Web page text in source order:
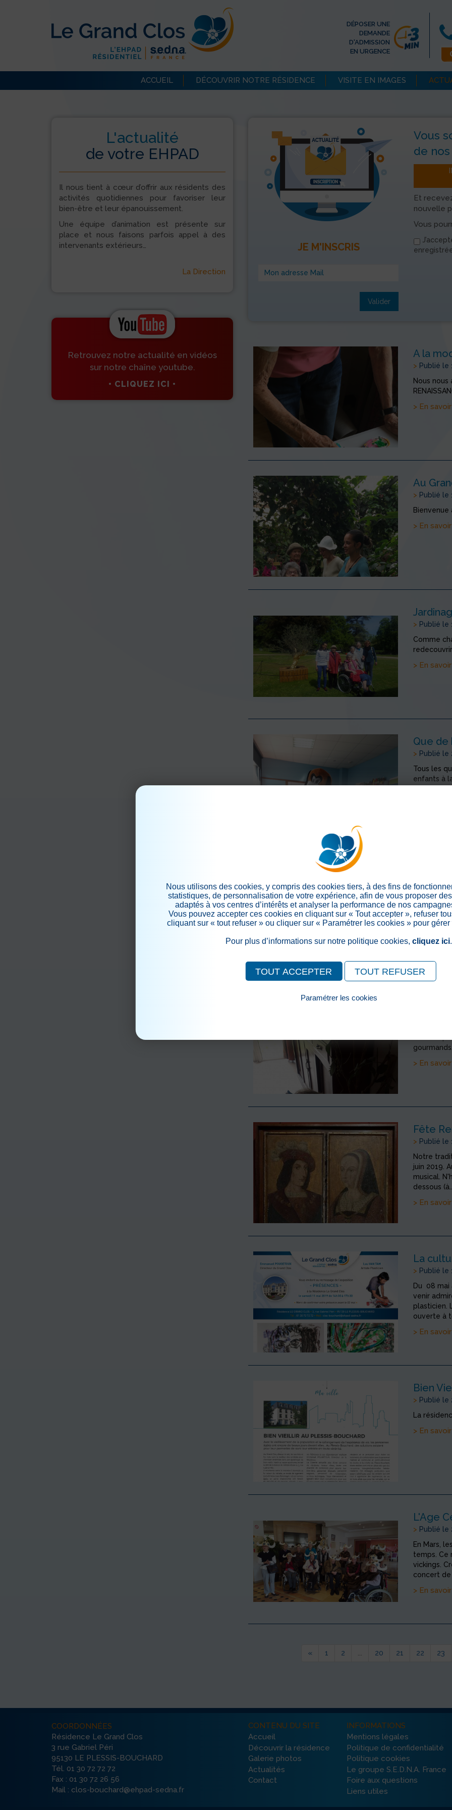
DÉPOSER UNE
DEMANDE
D'ADMISSION
EN URGENCE
ACCUEIL DÉCOUVRIR NOTRE RÉSIDENCE VISITE EN IMAGES
L'actualité
de votre EHPAD
Il nous tient à cœur d’offrir aux résidents des
activités quotidiennes pour favoriser leur
bien-être et leur épanouissement.
Une équipe d’animation est présente sur
place et nous faisons parfois appel à des
intervenants extérieurs…
La Direction
Retrouvez notre actualité en vidéos
sur notre chaîne youtube.
• CLIQUEZ ICI •
Vous
de
Et
nouvelle
Vous
JE M'INSCRIS
Valider
A la
> Publié
Nous
> En
Au
> Publié
Bienvenue
> En
> Publié
Comme
> En
Que de
> Publié
Tous les
enfants à
Nous
Age
>Publié le
Les
"Moyen
> En savoir
Le lundi
familles
> En
Fête
> Publié
Notre
juin 2019.
musical.
dessous (à...
> En
La
> Publié
Du 08 mai
venir
plasticien.
ouverte à
> En
Bien
> Publié
La
> En
L'Age
> Publié
En Mars,
temps. Ce
vickings.
concert de
> En
« 1 2 ... 20 21 22 23
COORDONNÉES
Résidence Le Grand Clos
3 rue Gabriel Péri
95130 LE PLESSIS-BOUCHARD
Tél. 01 30 72 72 72
Fax : 01 30 72 26 56
Mail : clos-bouchard@ehpad-sedna.fr
CONTENU DU SITE
Accueil
Découvrir la résidence
Galerie photos
Actualités
Contact
INFORMATIONS
Mentions légales
Politique de confidentialité
Politique cookies
Le groupe S.E.D.N.A. France
Foire aux questions
Liens utiles
Nous utilisons des cookies, y compris des cookies tiers, à des fins de
statistiques, de personnalisation de votre expérience, afin de vous proposer
adaptés à vos centres d’intérêts et analyser la performance de nos
Vous pouvez accepter ces cookies en cliquant sur « Tout accepter », refuser
cliquant sur « tout refuser » ou cliquer sur « Paramétrer les cookies » pour
Pour plus d’informations sur notre politique cookies,cliquez ici.
TOUT ACCEPTER TOUT REFUSER
Paramétrer les cookies